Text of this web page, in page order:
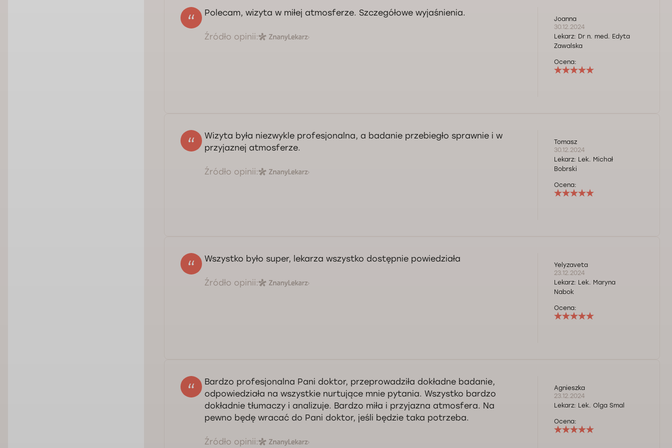
Polecam, wizyta w miłej atmosferze. Szczegółowe wyjaśnienia.
Źródło opinii:
Joanna
30.12.2024
Lekarz: Dr n. med. Edyta
Zawalska
Ocena:
Wizyta była niezwykle profesjonalna, a badanie przebiegło sprawnie i w
przyjaznej atmosferze.
Źródło opinii:
Tomasz
30.12.2024
Lekarz: Lek. Michał
Bobrski
Ocena:
Wszystko było super, lekarza wszystko dostępnie powiedziała
Źródło opinii:
Yelyzaveta
23.12.2024
Lekarz: Lek. Maryna
Nabok
Ocena:
Bardzo profesjonalna Pani doktor, przeprowadziła dokładne badanie,
odpowiedziała na wszystkie nurtujące mnie pytania. Wszystko bardzo
dokładnie tłumaczy i analizuje. Bardzo miła i przyjazna atmosfera. Na
pewno będę wracać do Pani doktor, jeśli będzie taka potrzeba.
Źródło opinii:
Agnieszka
23.12.2024
Lekarz: Lek. Olga Smal
Ocena: